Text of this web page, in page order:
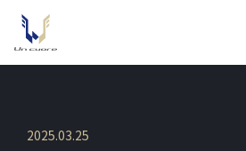
2025.03.25